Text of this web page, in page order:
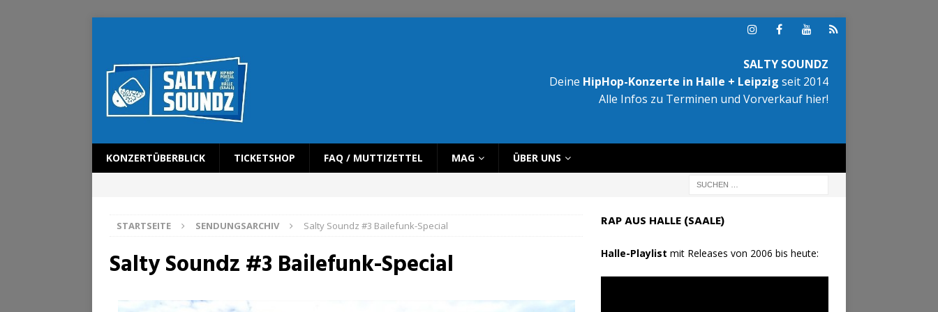
SALTY SOUNDZ
Deine HipHop-Konzerte in Halle + Leipzig seit 2014
Alle Infos zu Terminen und Vorverkauf hier!
KONZERTÜBERBLICK TICKETSHOP FAQ / MUTTIZETTEL MAG ÜBER UNS
STARTSEITE SENDUNGSARCHIV Salty Soundz #3 Bailefunk-Special
Salty Soundz #3 Bailefunk-Special
RAP AUS HALLE (SAALE)
Halle-Playlist mit Releases von 2006 bis heute: